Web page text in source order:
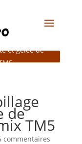
et gelée de
de
TM5
commentaires